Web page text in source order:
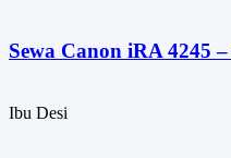
Sewa Canon iRA 4245 –
Ibu Desi